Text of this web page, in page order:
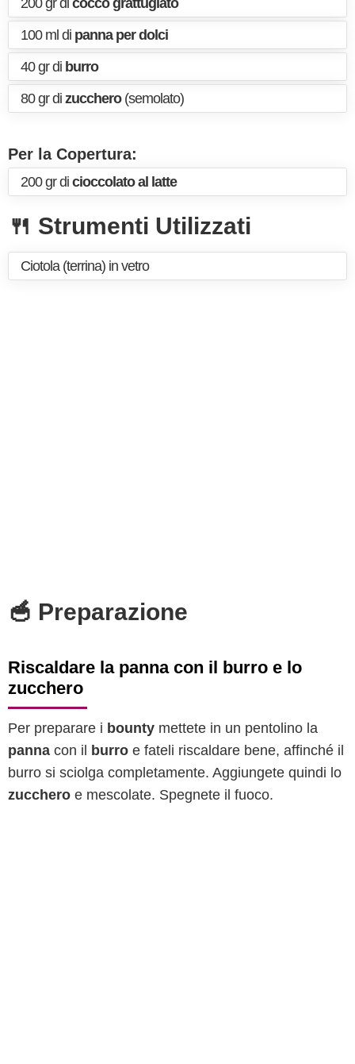
200 gr di cocco grattugiato
100 ml di panna per dolci
40 gr di burro
80 gr di zucchero(semolato)
Per la Copertura:
200 gr di cioccolato al latte
🍴 Strumenti Utilizzati
Ciotola (terrina) in vetro
🥣 Preparazione
Riscaldare la panna con il burro e lo
zucchero
Per preparare i bounty mettete in un pentolino la
panna con il burro e fateli riscaldare bene, affinché il
burro si sciolga completamente. Aggiungete quindi lo
zucchero e mescolate. Spegnete il fuoco.